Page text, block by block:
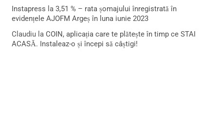
Instapress la 3,51 % – rata șomajului înregistrată în
evidențele AJOFM Argeș în luna iunie 2023
Claudiu la COIN, aplicația care te plătește în timp ce STAI
ACASĂ. Instaleaz-o și începi să câștigi!